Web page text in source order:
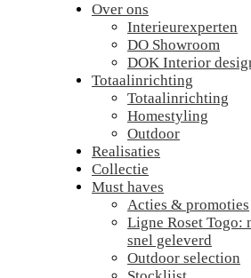
Over ons
Interieurexperten
DO Showroom
DOK Interior
Totaalinrichting
Totaalinrichting
Homestyling
Outdoor
Realisaties
Collectie
Must haves
Acties & promoties
Ligne Roset Togo:
snel geleverd
Outdoor selection